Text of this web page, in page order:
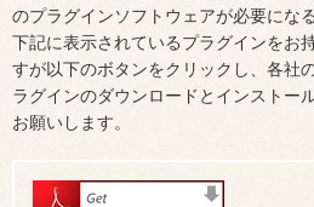
のプラグインソフトウェアが必要にな
下記に表示されているプラグインをお
すが以下のボタンをクリックし、各社
ラグインのダウンロードとインストー
お願いします。